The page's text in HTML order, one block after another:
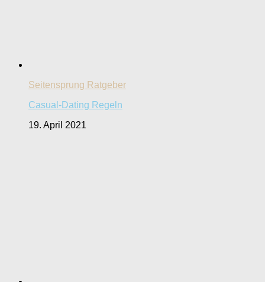
Seitensprung Ratgeber
Casual-Dating Regeln
19. April 2021